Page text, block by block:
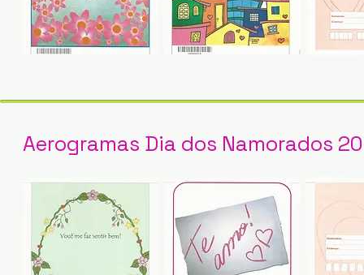
Aerogramas Dia dos Namorados